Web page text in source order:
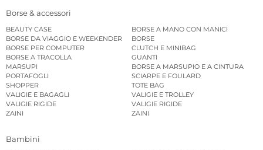
Borse & accessori
BEAUTY CASE
BORSE A MANO CON MANICI
BORSE DA VIAGGIO E WEEKENDER
BORSE
BORSE PER COMPUTER
CLUTCH E MINIBAG
BORSE A TRACOLLA
GUANTI
MARSUPI
BORSE A MARSUPIO E A CINTURA
PORTAFOGLI
SCIARPE E FOULARD
SHOPPER
TOTE BAG
VALIGIE E BAGAGLI
VALIGIE E TROLLEY
VALIGIE RIGIDE
VALIGIE RIGIDE
ZAINI
ZAINI
Bambini